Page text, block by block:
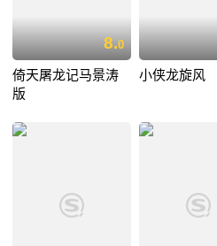
8.0
倚天屠龙记马景涛
版
小侠龙旋风